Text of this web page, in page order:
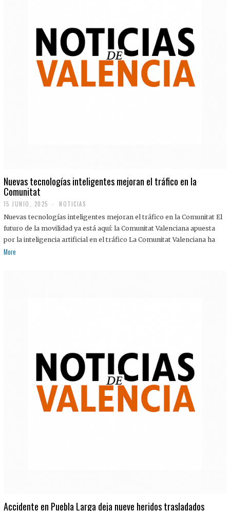
Nuevas tecnologías inteligentes mejoran el tráfico en la
Comunitat
15 JUNIO, 2025 NOTICIAS
Nuevas tecnologías inteligentes mejoran el tráfico en la Comunitat El
futuro de la movilidad ya está aquí: la Comunitat Valenciana apuesta
por la inteligencia artificial en el tráfico La Comunitat Valenciana ha
More
Accidente en Puebla Larga deja nueve heridos trasladados